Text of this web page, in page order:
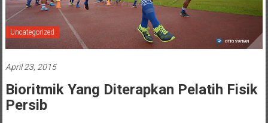
Uncategorized
April 23, 2015
Bioritmik Yang Diterapkan Pelatih Fisik
Persib